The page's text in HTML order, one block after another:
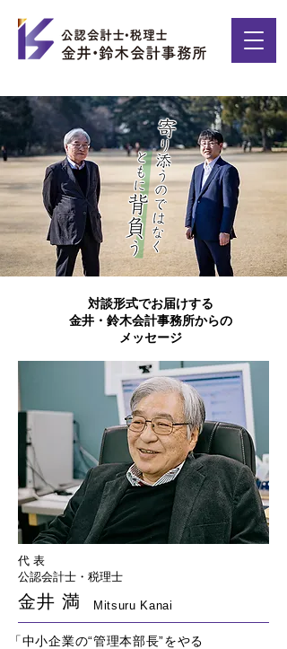
対談形式でお届けする
金井・鈴木会計事務所からの
メッセージ
代 表
公認会計士・税理士
金井 満 Mitsuru Kanai
「中小企業の“管理本部長”をやる